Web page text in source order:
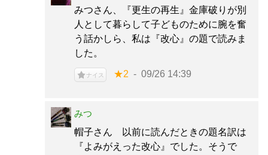
みつさん、『更生の再生』金庫破りが別
人として暮らして子どものために腕を奮
う話かしら、私は『改心』の題で読みま
した。
ナイス ★2 09/26 14:39
みつ
帽子さん 以前に読んだときの題名訳は
『よみがえった改心』でした。そうで